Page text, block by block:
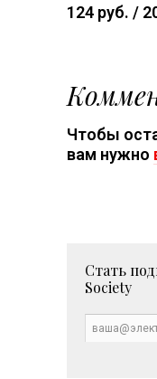
124 руб. /
Чтобы
вам нужно
Стать
Society